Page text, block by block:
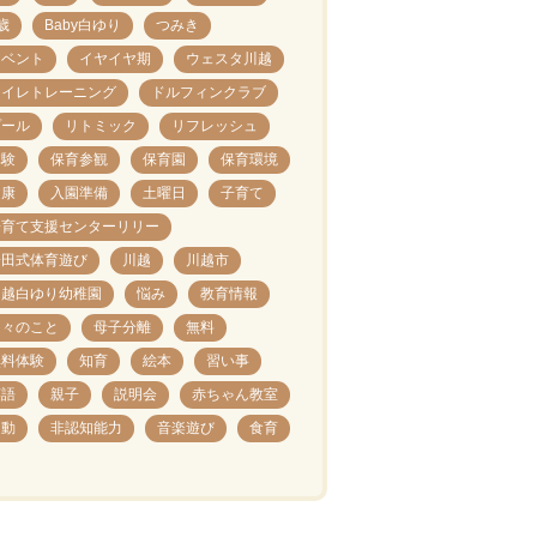
Baby白ゆり
つみき
ント
イヤイヤ期
ウェスタ川越
レトレーニング
ドルフィンクラブ
ル
リトミック
リフレッシュ
保育参観 保育園
保育環境
入園準備 土曜日
子育て
て支援センターリリー
式体育遊び
川越
川越市
白ゆり幼稚園
悩み
教育情報
のこと
母子分離
無料
体験
知育 絵本
習い事
親子 説明会
赤ちゃん教室
非認知能力 音楽遊び 食育